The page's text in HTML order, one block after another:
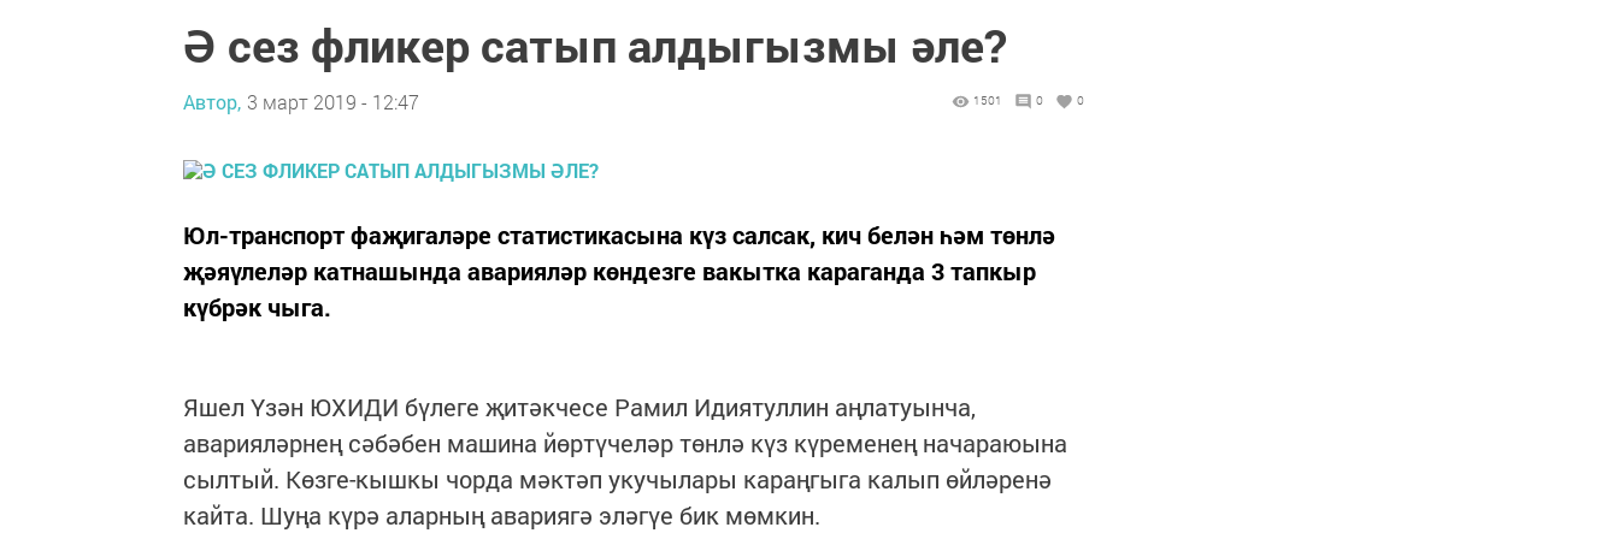
Ә сез фликер сатып алдыгызмы әле?
Автор, 3 март 2019 - 12:47 1501 0 0
Юл-транспорт фаҗигаләре статис­тикасына күз салсак, кич белән һәм төнлә
җәяүлеләр катнашында аварияләр көндезге вакытка караганда 3 тапкыр
күбрәк чыга.
Яшел Үзән ЮХИДИ бүлеге җитәкчесе Рамил Идиятуллин аңлатуынча,
аварияләрнең сәбәбен машина йөртүчеләр төнлә күз күременең начараюына
сылтый. Көзге-кышкы чорда мәктәп укучылары караңгыга калып өйләренә
кайта. Шуңа күрә аларның авария­гә эләгүе бик мөмкин.